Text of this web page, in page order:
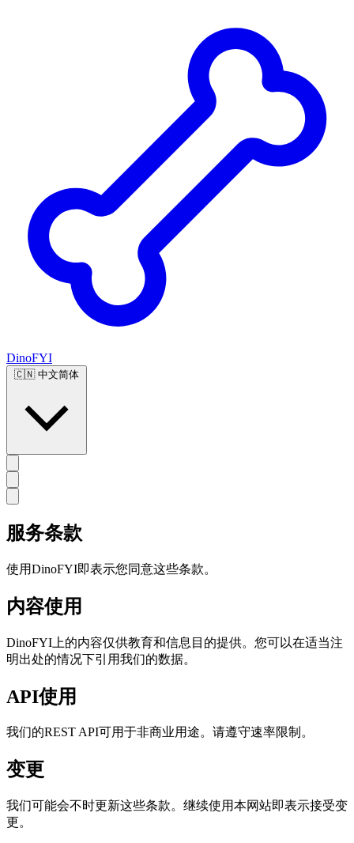
DinoFYI
🇨🇳 中文简体
服务条款
使用DinoFYI即表示您同意这些条款。
内容使用
DinoFYI上的内容仅供教育和信息目的提供。您可以在适当注
明出处的情况下引用我们的数据。
API使用
我们的REST API可用于非商业用途。请遵守速率限制。
变更
我们可能会不时更新这些条款。继续使用本网站即表示接受变
更。